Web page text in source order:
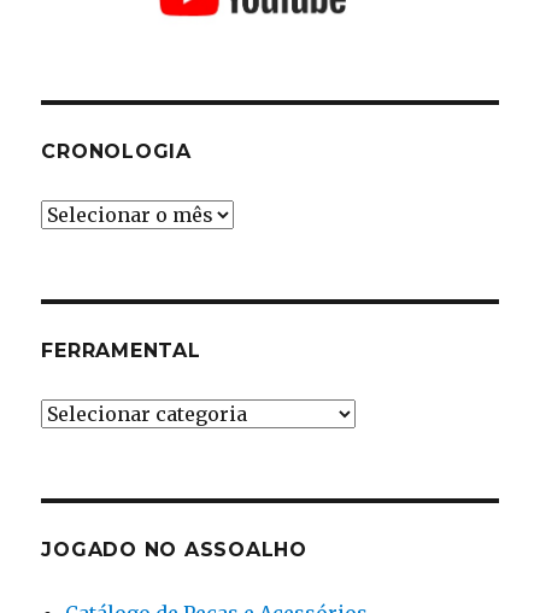
CRONOLOGIA
Cronologia
FERRAMENTAL
Ferramental
JOGADO NO ASSOALHO